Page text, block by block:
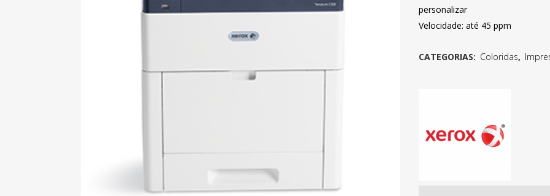
personalizar
Velocidade: até 45 ppm
CATEGORIAS: Coloridas,